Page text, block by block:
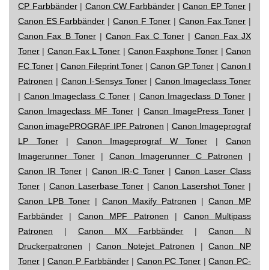
CP Farbbänder| Canon CW Farbbänder |Canon EP Toner |
Canon ES Farbbänder | Canon F Toner | Canon Fax Toner |
Canon Fax B Toner|Canon Fax C Toner | Canon Fax JX
Toner | Canon Fax L Toner | Canon Faxphone Toner |Canon
FC Toner | Canon Fileprint Toner | Canon GP Toner | Canon I
Patronen | Canon I-Sensys Toner|Canon Imageclass Toner
| Canon Imageclass C Toner | Canon Imageclass D Toner |
Canon Imageclass MF Toner|Canon ImagePress Toner |
Canon imagePROGRAF IPF Patronen | Canon Imageprograf
LP Toner| Canon Imageprograf W Toner | Canon
Imagerunner Toner | Canon Imagerunner C Patronen |
Canon IR Toner|Canon IR-C Toner|Canon Laser Class
Toner | Canon Laserbase Toner | Canon Lasershot Toner |
Canon LPB Toner | Canon Maxify Patronen | Canon MP
Farbbänder | Canon MPF Patronen | Canon Multipass
Patronen | Canon MX Farbbänder |Canon N
Druckerpatronen |Canon Notejet Patronen |Canon NP
Toner |Canon P Farbbänder| Canon PC Toner |Canon PC-